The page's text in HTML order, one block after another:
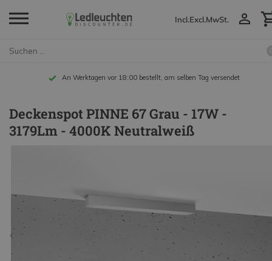
Incl.Excl.MwSt.
An Werktagen vor 18:00 bestellt, am selben Tag versendet
Deckenspot PINNE 67 Grau - 17W -
3179Lm - 4000K Neutralweiß